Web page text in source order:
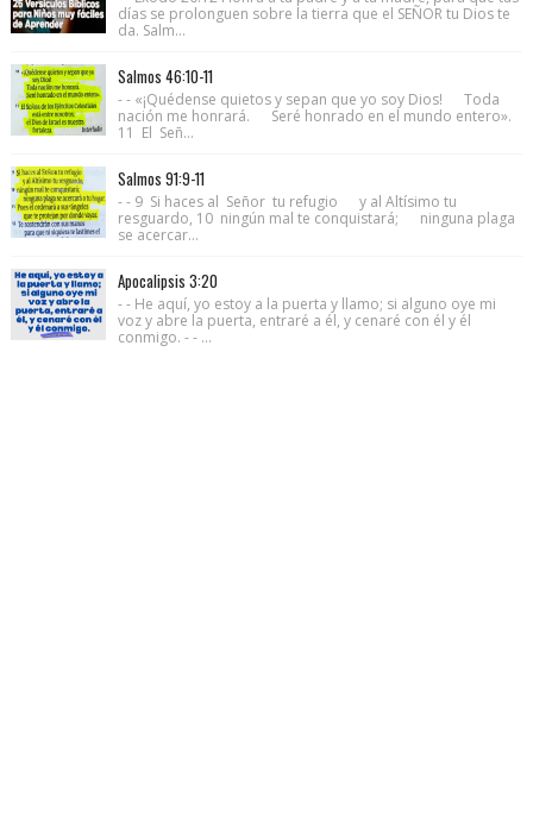
días se prolonguen sobre la tierra que el SEÑOR tu Dios te
da. Salm...
Salmos 46:10-11
- - «¡Quédense quietos y sepan que yo soy Dios! Toda
nación me honrará. Seré honrado en el mundo entero».
11 El Señ...
Salmos 91:9-11
- - 9 Si haces al Señor tu refugio y al Altísimo tu
resguardo, 10 ningún mal te conquistará; ninguna plaga
se acercar...
Apocalipsis 3:20
- - He aquí, yo estoy a la puerta y llamo; si alguno oye mi
voz y abre la puerta, entraré a él, y cenaré con él y él
conmigo. - - ...